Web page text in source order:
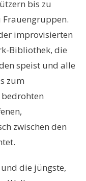
bis zu
Frauengruppen.
improvisierten
Bibliothek, die
speist und alle
zum
zwischen den
die jüngste,